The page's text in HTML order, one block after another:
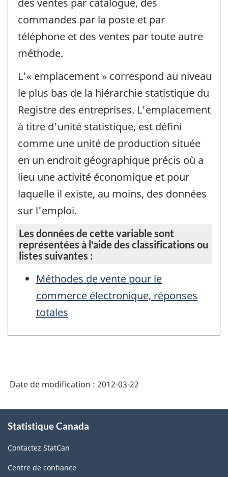
des ventes par catalogue, des
commandes par la poste et par
téléphone et des ventes par toute autre
méthode.
L'« emplacement » correspond au niveau
le plus bas de la hiérarchie statistique du
Registre des entreprises. L'emplacement
à titre d'unité statistique, est défini
comme une unité de production située
en un endroit géographique précis où a
lieu une activité économique et pour
laquelle il existe, au moins, des données
sur l'emploi.
Les données de cette variable sont
représentées à l'aide des classifications ou
listes suivantes :
Méthodes de vente pour le
commerce électronique, réponses
totales
Date de modification : 2012-03-22
propos
ce
site
Statistique Canada
Contactez StatCan
Centre de confiance